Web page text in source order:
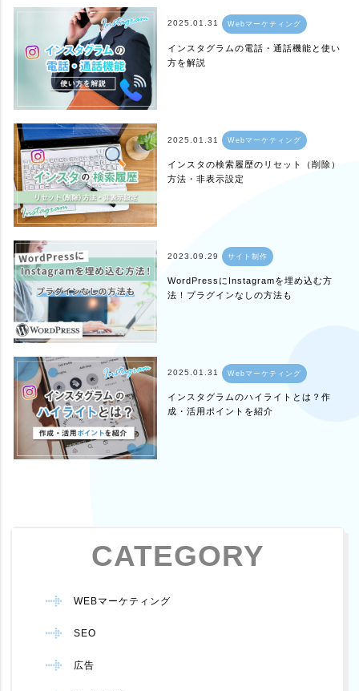
2025.01.31 Webマーケティング
インスタグラムの電話・通話機能と使い
方を解説
2025.01.31 Webマーケティング
インスタの検索履歴のリセット（削除）
方法・非表示設定
2023.09.29 サイト制作
WordPressにInstagramを埋め込む方
法！プラグインなしの方法も
2025.01.31 Webマーケティング
インスタグラムのハイライトとは？作
成・活用ポイントを紹介
CATEGORY
WEBマーケティング
SEO
広告